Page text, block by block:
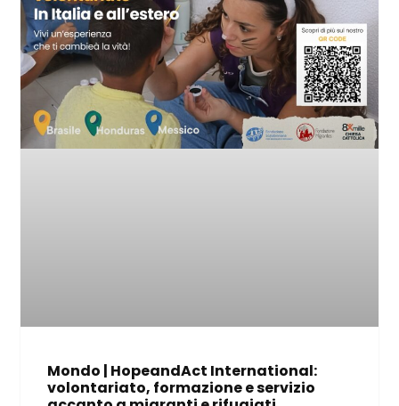
Mondo | HopeandAct International:
volontariato, formazione e servizio